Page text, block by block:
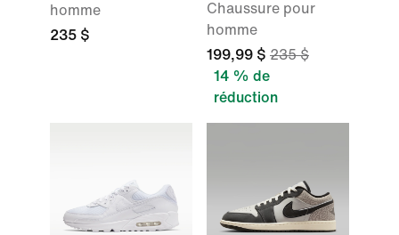
homme
235 $
Chaussure pour
homme
199,99 $ 235 $
14 % de
réduction